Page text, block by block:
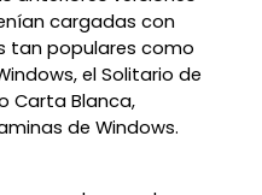
cargadas con
tan populares como
el Solitario de
Carta Blanca,
de Windows.